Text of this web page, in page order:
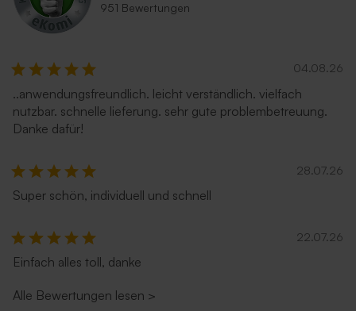
951 Bewertungen
04.08.26
..anwendungsfreundlich. leicht verständlich. vielfach
nutzbar. schnelle lieferung. sehr gute problembetreuung.
Danke dafür!
28.07.26
Super schön, individuell und schnell
22.07.26
Einfach alles toll, danke
Alle Bewertungen lesen >